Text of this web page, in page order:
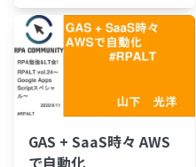
GAS + SaaS時々 AWS
で自動化